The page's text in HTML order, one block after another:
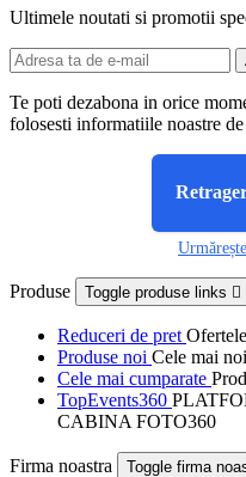
Ultimele noutati si promotii
Te poti dezabona in orice
folosesti informatiile noastre
Produse Toggle produse links 
Reduceri de pret
Produse noi Cele mai
Cele mai cumparate
TopEvents360
CABINA FOTO360
Firma noastra Toggle firma